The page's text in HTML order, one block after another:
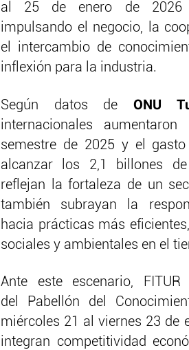
al 25 de enero de
impulsando el negocio, la
el intercambio de
inflexión para la industria.
Según datos de ONU
internacionales
semestre de 2025 y el
alcanzar los 2,1 billones
reflejan la fortaleza de un
también subrayan la
hacia prácticas más
sociales y ambientales en el
Ante este escenario,
del Pabellón del
miércoles 21 al viernes 23 de
integran competitividad